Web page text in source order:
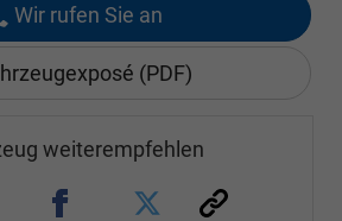
Wir rufen Sie an
(PDF)
weiterempfehlen